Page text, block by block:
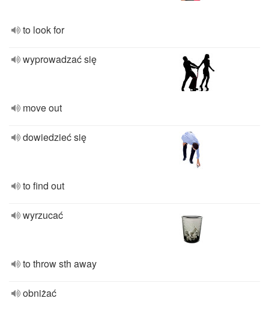
to look for
wyprowadzać się
move out
dowiedzieć się
to find out
wyrzucać
to throw sth away
obniżać